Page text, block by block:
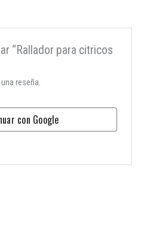
“Rallador para citricos
reseña.
con Google